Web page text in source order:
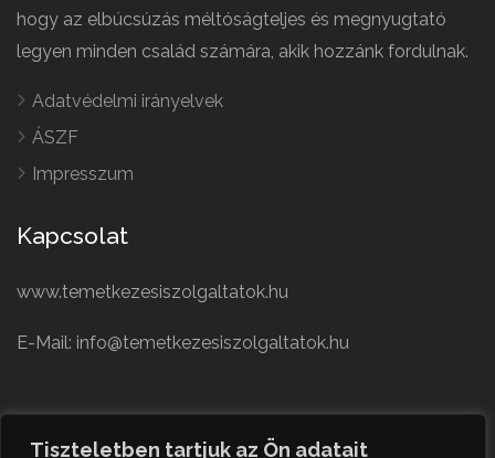
Tiszteletben tartjuk az Ön adatait
hogy az elbúcsúzás méltóságteljes és megnyugtató
legyen minden család számára, akik hozzánk fordulnak.
Adatvédelmi irányelvek
ÁSZF
Impresszum
Kapcsolat
www.temetkezesiszolgaltatok.hu
E-Mail: info@temetkezesiszolgaltatok.hu